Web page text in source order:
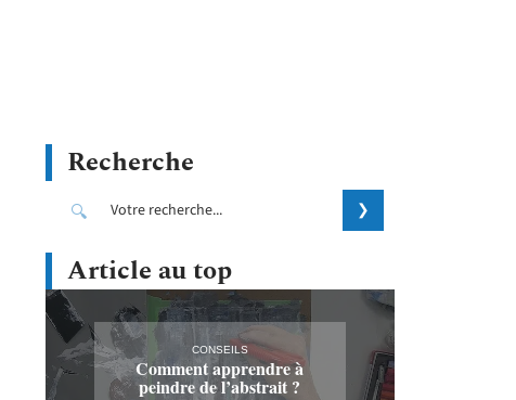
Recherche
Article au top
CONSEILS
Comment apprendre à
peindre de l’abstrait ?